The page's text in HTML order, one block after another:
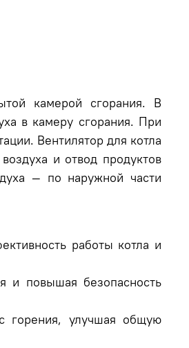
камерой сгорания. В
в камеру сгорания. При
Вентилятор для котла
и отвод продуктов
— по наружной части
работы котла и
и повышая безопасность
горения, улучшая общую